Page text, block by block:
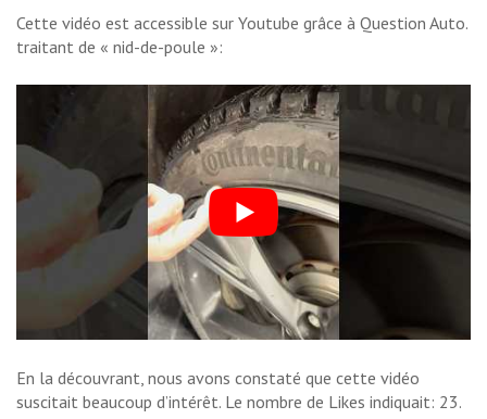
Cette vidéo est accessible sur Youtube grâce à Question Auto.
traitant de « nid-de-poule »:
En la découvrant, nous avons constaté que cette vidéo
suscitait beaucoup d’intérêt. Le nombre de Likes indiquait: 23.